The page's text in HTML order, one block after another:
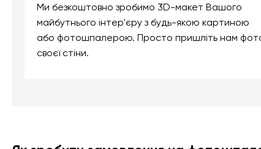
Ми безкоштовно зробимо 3D-макет Вашого
майбутнього інтер'єру з будь-якою картиною
або фотошпалерою. Просто пришліть нам
своєї стіни.